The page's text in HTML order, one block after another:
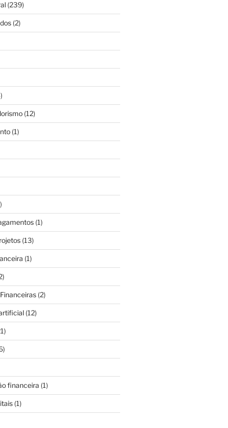
(239)
(2)
(12)
(1)
(1)
(13)
(1)
(2)
(12)
financeira (1)
(1)